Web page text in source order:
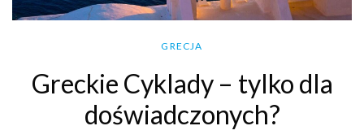
GRECJA
Greckie Cyklady – tylko dla
doświadczonych?